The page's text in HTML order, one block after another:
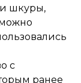
шкуры,
с
ранее